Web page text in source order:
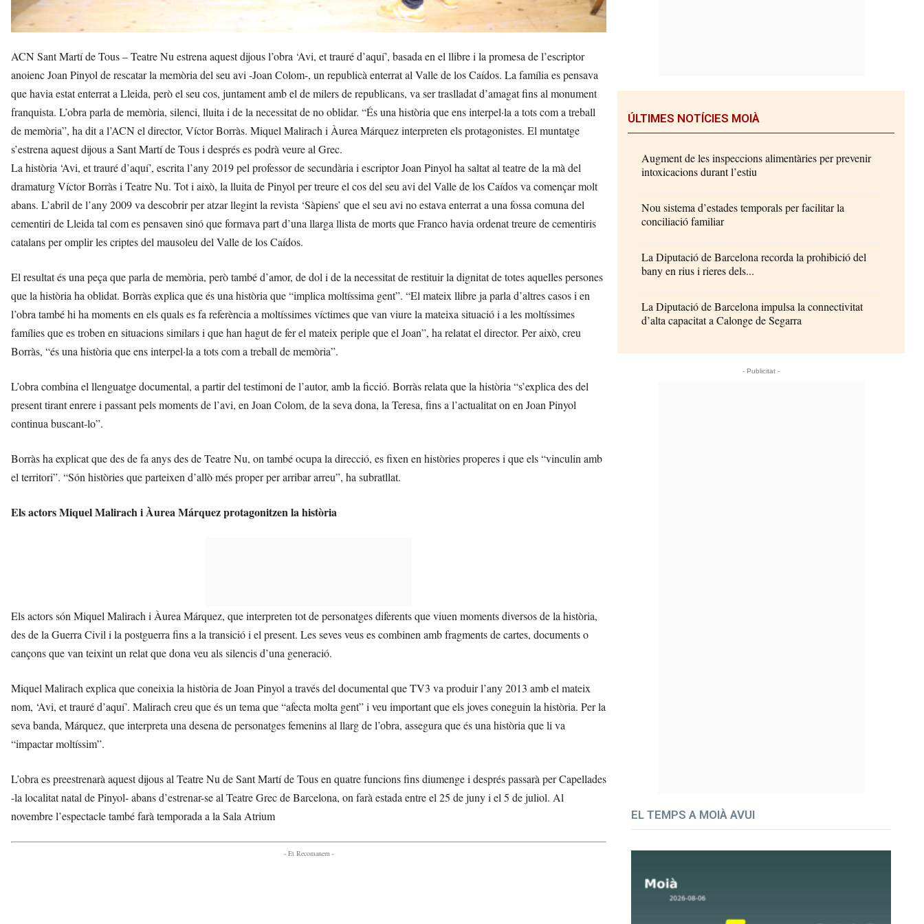
ACN Sant Martí de Tous – Teatre Nu estrena aquest dijous l’obra ‘Avi, et trauré d’aquí’, basada en el llibre i la promesa de l’escriptor
anoienc Joan Pinyol de rescatar la memòria del seu avi -Joan Colom-, un republicà enterrat al Valle de los Caídos. La família es pensava
que havia estat enterrat a Lleida, però el seu cos, juntament amb el de milers de republicans, va ser traslladat d’amagat fins al monument
franquista. L’obra parla de memòria, silenci, lluita i de la necessitat de no oblidar. “És una història que ens interpel·la a tots com a treball
de memòria”, ha dit a l’ACN el director, Víctor Borràs. Miquel Malirach i Àurea Márquez interpreten els protagonistes. El muntatge
s’estrena aquest dijous a Sant Martí de Tous i després es podrà veure al Grec.
La història ‘Avi, et trauré d’aquí’, escrita l’any 2019 pel professor de secundària i escriptor Joan Pinyol ha saltat al teatre de la mà del
dramaturg Víctor Borràs i Teatre Nu. Tot i això, la lluita de Pinyol per treure el cos del seu avi del Valle de los Caídos va començar molt
abans. L’abril de l’any 2009 va descobrir per atzar llegint la revista ‘Sàpiens’ que el seu avi no estava enterrat a una fossa comuna del
cementiri de Lleida tal com es pensaven sinó que formava part d’una llarga llista de morts que Franco havia ordenat treure de cementiris
catalans per omplir les criptes del mausoleu del Valle de los Caídos.
El resultat és una peça que parla de memòria, però també d’amor, de dol i de la necessitat de restituir la dignitat de totes aquelles persones
que la història ha oblidat. Borràs explica que és una història que “implica moltíssima gent”. “El mateix llibre ja parla d’altres casos i en
l’obra també hi ha moments en els quals es fa referència a moltíssimes víctimes que van viure la mateixa situació i a les moltíssimes
famílies que es troben en situacions similars i que han hagut de fer el mateix periple que el Joan”, ha relatat el director. Per això, creu
Borràs, “és una història que ens interpel·la a tots com a treball de memòria”.
L’obra combina el llenguatge documental, a partir del testimoni de l’autor, amb la ficció. Borràs relata que la història “s’explica des del
present tirant enrere i passant pels moments de l’avi, en Joan Colom, de la seva dona, la Teresa, fins a l’actualitat on en Joan Pinyol
continua buscant-lo”.
Borràs ha explicat que des de fa anys des de Teatre Nu, on també ocupa la direcció, es fixen en històries properes i que els “vinculin amb
el territori”. “Són històries que parteixen d’allò més proper per arribar arreu”, ha subratllat.
Els actors Miquel Malirach i Àurea Márquez protagonitzen la història
Els actors són Miquel Malirach i Àurea Márquez, que interpreten tot de personatges diferents que viuen moments diversos de la història,
des de la Guerra Civil i la postguerra fins a la transició i el present. Les seves veus es combinen amb fragments de cartes, documents o
cançons que van teixint un relat que dona veu als silencis d’una generació.
Miquel Malirach explica que coneixia la història de Joan Pinyol a través del documental que TV3 va produir l’any 2013 amb el mateix
nom, ‘Avi, et trauré d’aquí’. Malirach creu que és un tema que “afecta molta gent” i veu important que els joves coneguin la història. Per la
seva banda, Márquez, que interpreta una desena de personatges femenins al llarg de l’obra, assegura que és una història que li va
“impactar moltíssim”.
L’obra es preestrenarà aquest dijous al Teatre Nu de Sant Martí de Tous en quatre funcions fins diumenge i després passarà per Capellades
-la localitat natal de Pinyol- abans d’estrenar-se al Teatre Grec de Barcelona, on farà estada entre el 25 de juny i el 5 de juliol. Al
novembre l’espectacle també farà temporada a la Sala Atrium
- Et Recomanem -
ÚLTIMES NOTÍCIES MOIÀ
Augment de les inspeccions alimentàries per prevenir
intoxicacions durant l’estiu
Nou sistema d’estades temporals per facilitar la
conciliació familiar
La Diputació de Barcelona recorda la prohibició del
bany en rius i rieres dels...
La Diputació de Barcelona impulsa la connectivitat
d’alta capacitat a Calonge de Segarra
- Publicitat -
EL TEMPS A MOIÀ AVUI